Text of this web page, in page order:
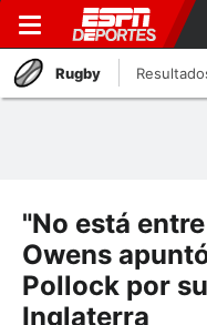
Rugby
"No está
Owens
Pollock por
Inglaterra